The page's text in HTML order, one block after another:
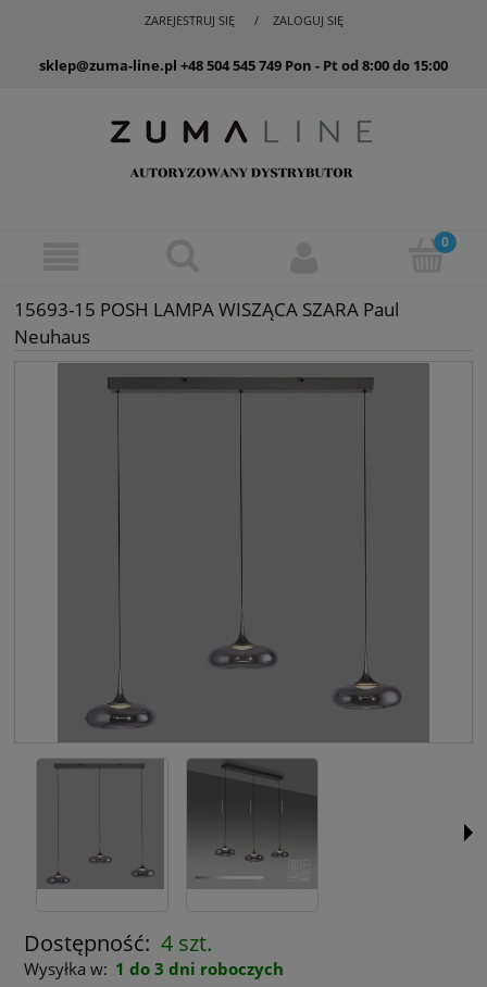
ZAREJESTRUJ SIĘ ZALOGUJ SIĘ
sklep@zuma-line.pl +48 504 545 749 Pon - Pt od 8:00 do 15:00
15693-15 POSH LAMPA WISZĄCA SZARA Paul
Neuhaus
Dostępność: 4 szt.
Wysyłka w: 1 do 3 dni roboczych